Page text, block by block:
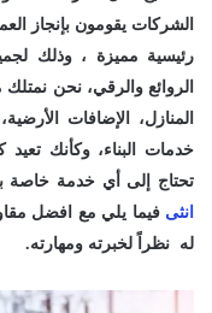
الشركات يقومون بإنجاز
رئيسية مميزة ، وذلك
الروائع والرقي، نحن
المنازل، الإضافات
خدمات البناء، وكأنك
تحتاج إلى أي خدمة خاصة
انثى فيما يلي مع افضل
له نظراً لخبرته ومهارته.